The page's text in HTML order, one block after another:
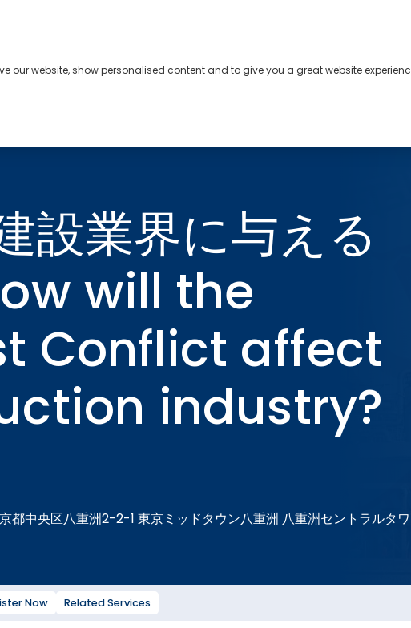
設業界に与える
will the
Conflict affect
industry?
都中央区八重洲2-2-1 東京ミッドタウン八重洲 八重洲セントラルタ
Now Related Services
our website, show personalised content and to give you a great website